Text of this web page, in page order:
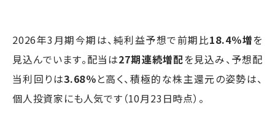
2026年3月期今期は、純利益予想で前期比18.4％増を
見込んでいます。配当は27期連続増配を見込み、予想配
当利回りは3.68％と高く、積極的な株主還元の姿勢は、
個人投資家にも人気です（10月23日時点）。